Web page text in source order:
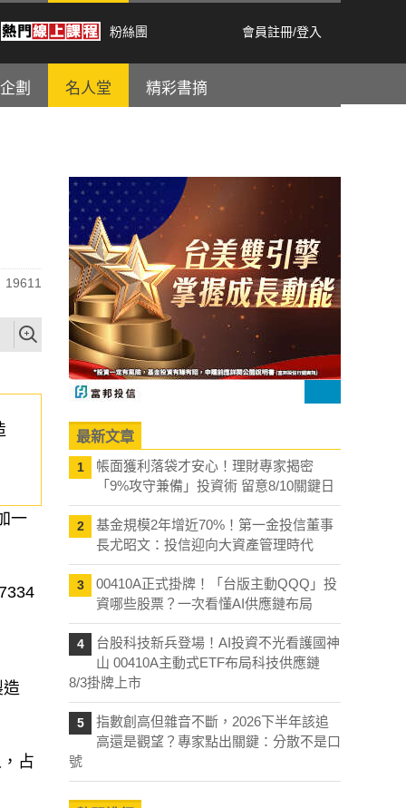
粉絲團 會員註冊/登入
劃 名人堂 精彩書摘
19611
一
造
占
最新文章
1
帳面獲利落袋才安心！理財專家揭密
「9%攻守兼備」投資術 留意8/10關鍵日
2
基金規模2年增近70%！第一金投信董事
長尤昭文：投信迎向大資產管理時代
3
00410A正式掛牌！「台版主動QQQ」投
資哪些股票？一次看懂AI供應鏈布局
4
台股科技新兵登場！AI投資不光看護國神
山 00410A主動式ETF布局科技供應鏈
8/3掛牌上市
5
指數創高但雜音不斷，2026下半年該追
高還是觀望？專家點出關鍵：分散不是口
號